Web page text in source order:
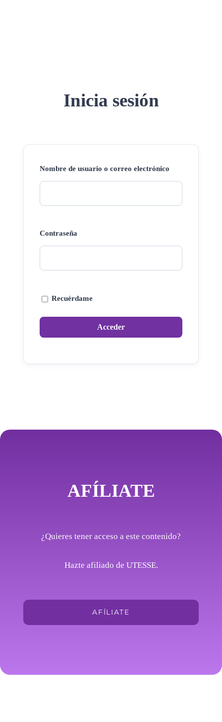
Inicia sesión
Nombre de usuario o correo electrónico
Contraseña
Recuérdame
AFÍLIATE
¿Quieres tener acceso a este contenido?
Hazte afiliado de UTESSE.
AFÍLIATE